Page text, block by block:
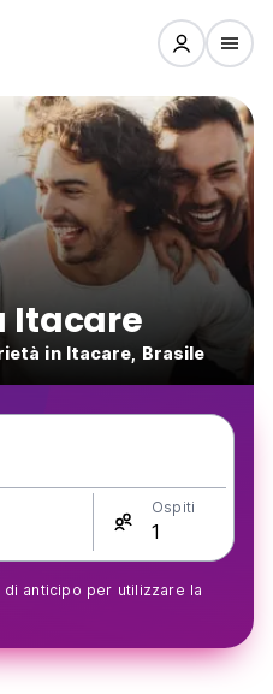
Itacare
in Itacare, Brasile
Ospiti
anticipo per utilizzare la